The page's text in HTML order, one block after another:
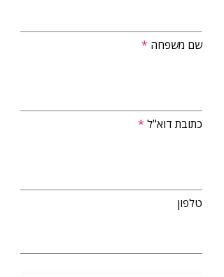
שם משפחה
כתובת דוא"ל
טלפון